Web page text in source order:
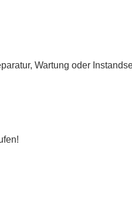
Wartung oder